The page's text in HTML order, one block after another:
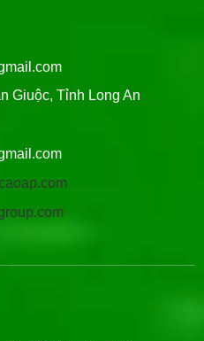
Giuộc, Tỉnh Long An